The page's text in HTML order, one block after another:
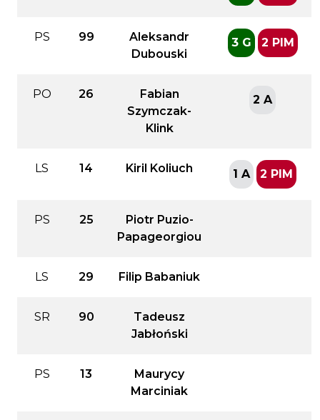
PS 99
Aleksandr
Dubouski
3 G 2 PIM
PO 26
Fabian
Szymczak-
Klink
2 A
LS 14 Kiril Koliuch 1 A 2 PIM
PS 25
Piotr Puzio-
Papageorgiou
LS 29 Filip Babaniuk
SR 90
Tadeusz
Jabłoński
PS 13
Maurycy
Marciniak